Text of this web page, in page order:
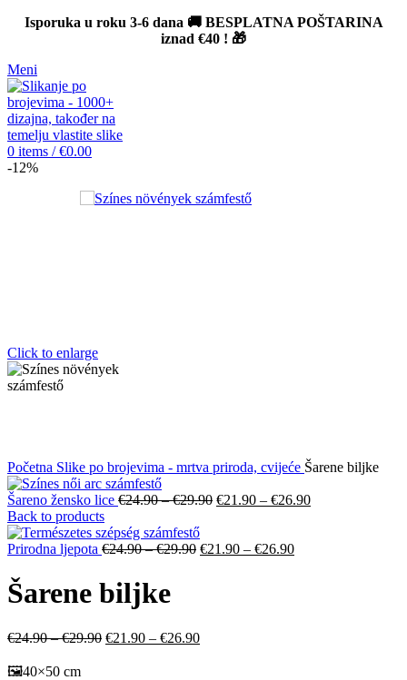
Isporuka u roku 3-6 dana 🚚 BESPLATNA POŠTARINA
iznad €40 ! 🎁
Meni
0 items / €0.00
-12%
Click to enlarge
Početna Slike po brojevima - mrtva priroda, cvijeće Šarene biljke
Šareno žensko lice €24.90–€29.90 €21.90 – €26.90
Back to products
Prirodna ljepota €24.90–€29.90 €21.90 – €26.90
Šarene biljke
€24.90–€29.90 €21.90 – €26.90
🖼️40×50 cm